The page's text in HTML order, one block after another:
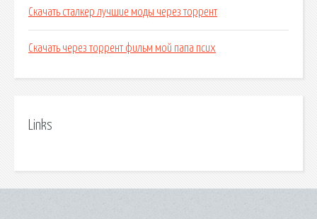
Скачать сталкер лучшие моды через торрент
Скачать через торрент фильм мой папа псих
Links